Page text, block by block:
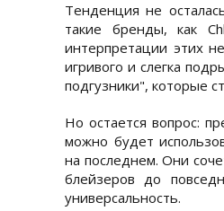
Тенденция не
такие бренды, как
интерпретации этих
игривого и слегка
подгузники", которые
Но остается вопрос:
можно будет
на последнем. Они
блейзеров до
универсальность.